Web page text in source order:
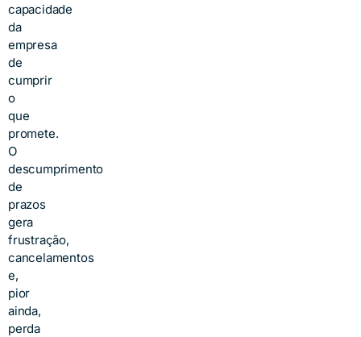
capacidade
da
empresa
de
cumprir
o
que
promete.
O
descumprimento
de
prazos
gera
frustração,
cancelamentos
e,
pior
ainda,
perda